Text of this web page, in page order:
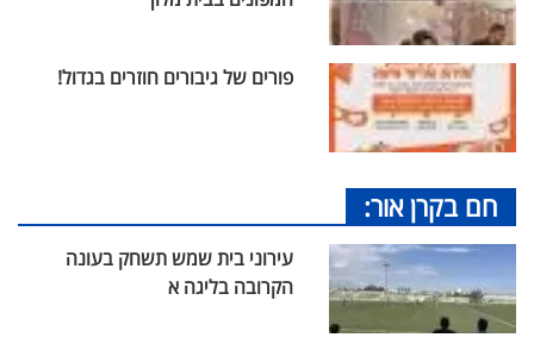
פורים של גיבורים חוזרים בגדול!
חם בקרן אור:
עירוני בית שמש תשחק בעונה
הקרובה בליגה א